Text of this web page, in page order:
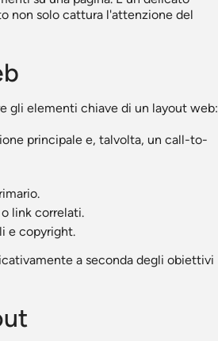
non solo cattura l'attenzione del
gli elementi chiave di un layout web:
principale e, talvolta, un call-to-
link correlati.
e copyright.
a seconda degli obiettivi